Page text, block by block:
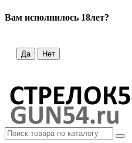
Вам исполнилось 18лет?
Да Нет